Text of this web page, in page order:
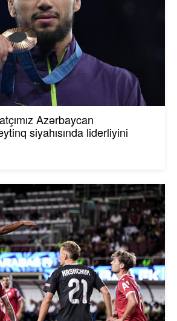
Azərbaycan
siyahısında liderliyini